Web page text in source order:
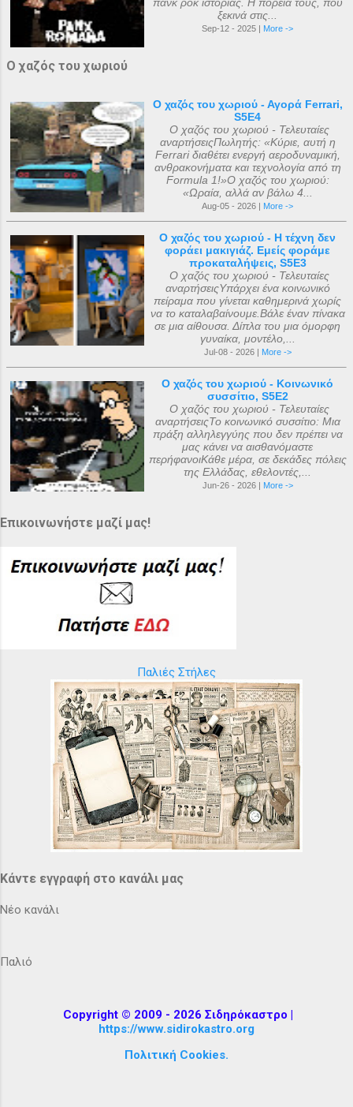
ξεκινά στις...
Sep-12 - 2025 | More ->
Ο χαζός του χωριού
Ο χαζός του χωριού - Αγορά Ferrari,
S5E4
Ο χαζός του χωριού - Τελευταίες
αναρτήσειςΠωλητής: «Κύριε, αυτή η
Ferrari διαθέτει ενεργή αεροδυναμική,
ανθρακονήματα και τεχνολογία από τη
Formula 1!»Ο χαζός του χωριού:
«Ωραία, αλλά αν βάλω 4...
Aug-05 - 2026 | More ->
Ο χαζός του χωριού - Η τέχνη δεν
φοράει μακιγιάζ. Εμείς φοράμε
προκαταλήψεις, S5E3
Ο χαζός του χωριού - Τελευταίες
αναρτήσειςΥπάρχει ένα κοινωνικό
πείραμα που γίνεται καθημερινά χωρίς
να το καταλαβαίνουμε.Βάλε έναν πίνακα
σε μια αίθουσα. Δίπλα του μια όμορφη
γυναίκα, μοντέλο,...
Jul-08 - 2026 | More ->
Ο χαζός του χωριού - Κοινωνικό
συσσίτιο, S5E2
Ο χαζός του χωριού - Τελευταίες
αναρτήσειςΤο κοινωνικό συσσίτιο: Μια
πράξη αλληλεγγύης που δεν πρέπει να
μας κάνει να αισθανόμαστε
περήφανοιΚάθε μέρα, σε δεκάδες πόλεις
της Ελλάδας, εθελοντές,...
Jun-26 - 2026 | More ->
Επικοινωνήστε μαζί μας!
Παλιές Στήλες
Κάντε εγγραφή στο κανάλι μας
Νέο κανάλι
Παλιό
Copyright © 2009 - 2026 Σιδηρόκαστρο |
https://www.sidirokastro.org
Πολιτική Cookies.